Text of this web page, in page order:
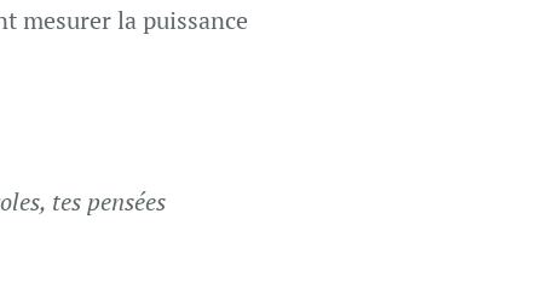
mesurer la puissance
tes pensées